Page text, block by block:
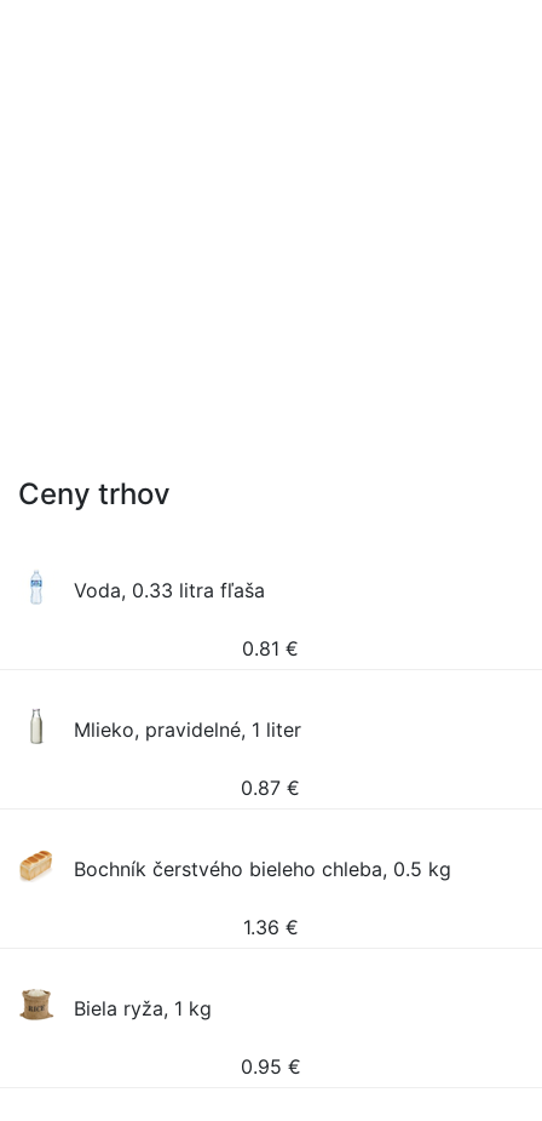
Ceny trhov
Voda, 0.33 litra fľaša
0.81 €
Mlieko, pravidelné, 1 liter
0.87 €
Bochník čerstvého bieleho chleba, 0.5 kg
1.36 €
Biela ryža, 1 kg
0.95 €